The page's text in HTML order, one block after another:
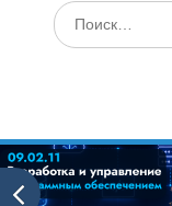
Искать: